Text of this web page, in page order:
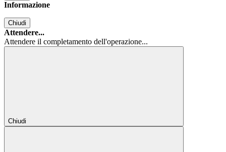
Informazione
Chiudi
Attendere...
Attendere il completamento dell'operazione...
Chiudi